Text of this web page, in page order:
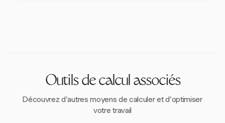
Outils de calcul associés
Découvrez d'autres moyens de calculer et d'optimiser
votre travail